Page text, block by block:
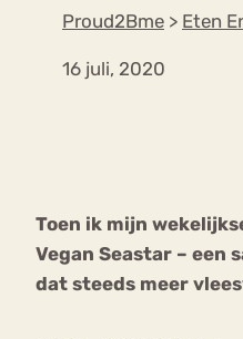
Proud2Bme > Eten
16 juli, 2020
Toen ik mijn
Vegan Seastar – een
dat steeds meer
Orthorexia